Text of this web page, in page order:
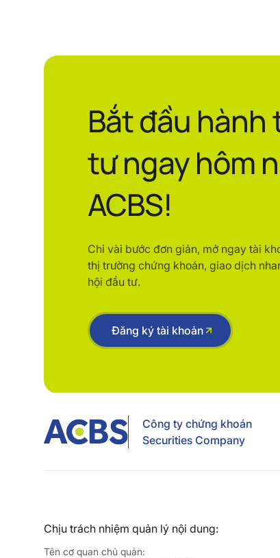
Bắt đầu hành
tư ngay hôm
ACBS!
Chỉ vài bước đơn giản, mở ngay tài
thị trường chứng khoán, giao dịch
hội đầu tư.
Đăng ký tài khoản
Công ty chứng khoán
Securities Company
Chịu trách nhiệm quản lý nội dung:
Tên cơ quan chủ quản: